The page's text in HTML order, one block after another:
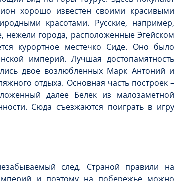
хорошо известен своими красивыми
красотами. Русские, например,
города, расположенные Эгейском
курортное местечко Сиде. Оно было
империй. Лучшая достопамятность
двое возлюбленных Марк Антоний и
отдыха. Основная часть построек –
далее Белек из малозаметной
Сюда съезжаются поиграть в игру
след. Страной правили на